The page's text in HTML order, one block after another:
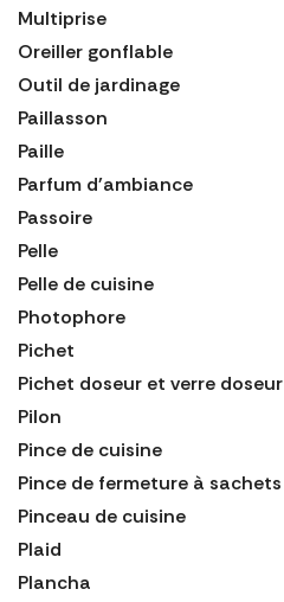
Multiprise
Oreiller gonflable
Outil de jardinage
Paillasson
Paille
Parfum d'ambiance
Passoire
Pelle
Pelle de cuisine
Photophore
Pichet
Pichet doseur et verre doseur
Pilon
Pince de cuisine
Pince de fermeture à sachets
Pinceau de cuisine
Plaid
Plancha